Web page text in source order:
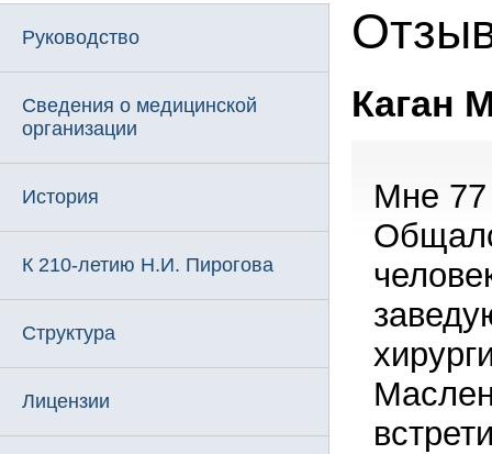
Руководство
Сведения о медицинской
организации
История
К 210-летию Н.И. Пирогова
Структура
Лицензии
Каган
Мне 77